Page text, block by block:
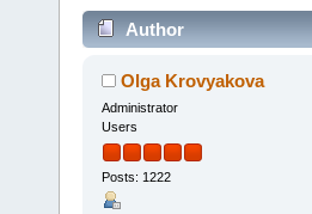
Author
Olga Krovyakova
Administrator
Users
Posts: 1222